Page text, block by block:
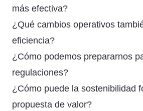
más efectiva?
¿Qué cambios operativos
eficiencia?
¿Cómo podemos prepararnos
regulaciones?
¿Cómo puede la sostenibilidad
propuesta de valor?